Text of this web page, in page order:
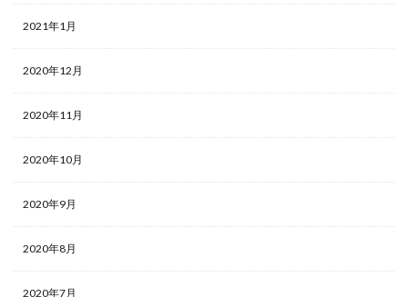
2021年1月
2020年12月
2020年11月
2020年10月
2020年9月
2020年8月
2020年7月